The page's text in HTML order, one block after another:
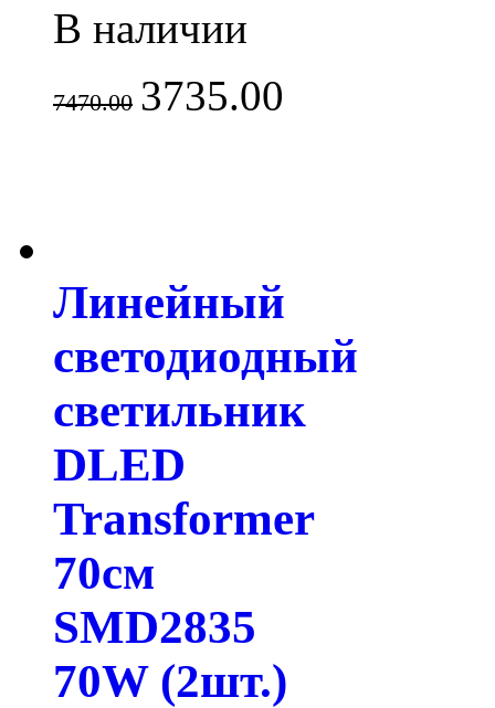
В наличии
7470.00 3735.00
Линейный
светодиодный
светильник
DLED
Transformer
70см
SMD2835
70W (2шт.)